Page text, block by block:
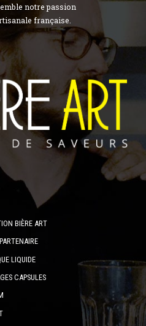
notre passion
française.
BIÈRE ART
LIQUIDE
CAPSULES